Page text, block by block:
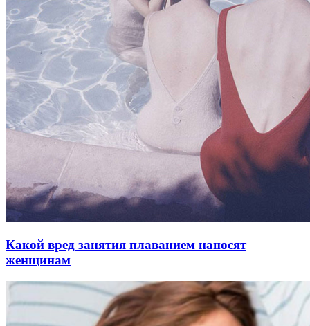
Какой вред занятия плаванием наносят
женщинам